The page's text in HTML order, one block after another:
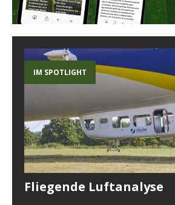
IM SPOTLIGHT
Fliegende Luftanalyse